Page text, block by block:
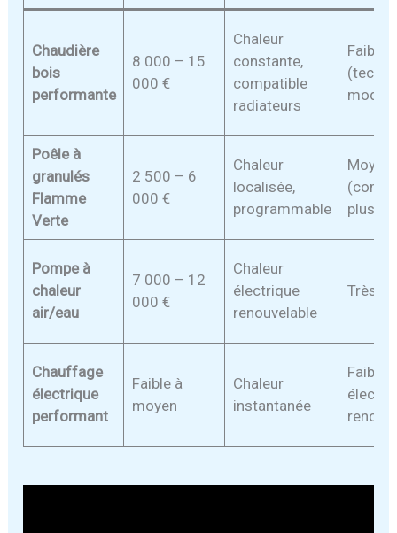
Chaudière
bois
performante
8 000 – 15
000 €
Chaleur
constante,
compatible
radiateurs
Faible
Poêle à
granulés
Flamme
Verte
2 500 – 6
000 €
Chaleur
localisée,
programmable
Moyen
plus
Pompe à
chaleur
air/eau
7 000 – 12
000 €
Chaleur
électrique
renouvelable
Très
Chauffage
électrique
performant
Faible à
moyen
Chaleur
instantanée
Faible